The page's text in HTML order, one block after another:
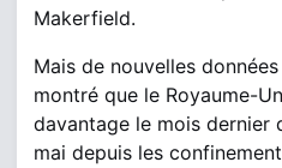
Makerfield.
Mais de nouvelles
montré que le Royaume-
davantage le mois dernier
mai depuis les